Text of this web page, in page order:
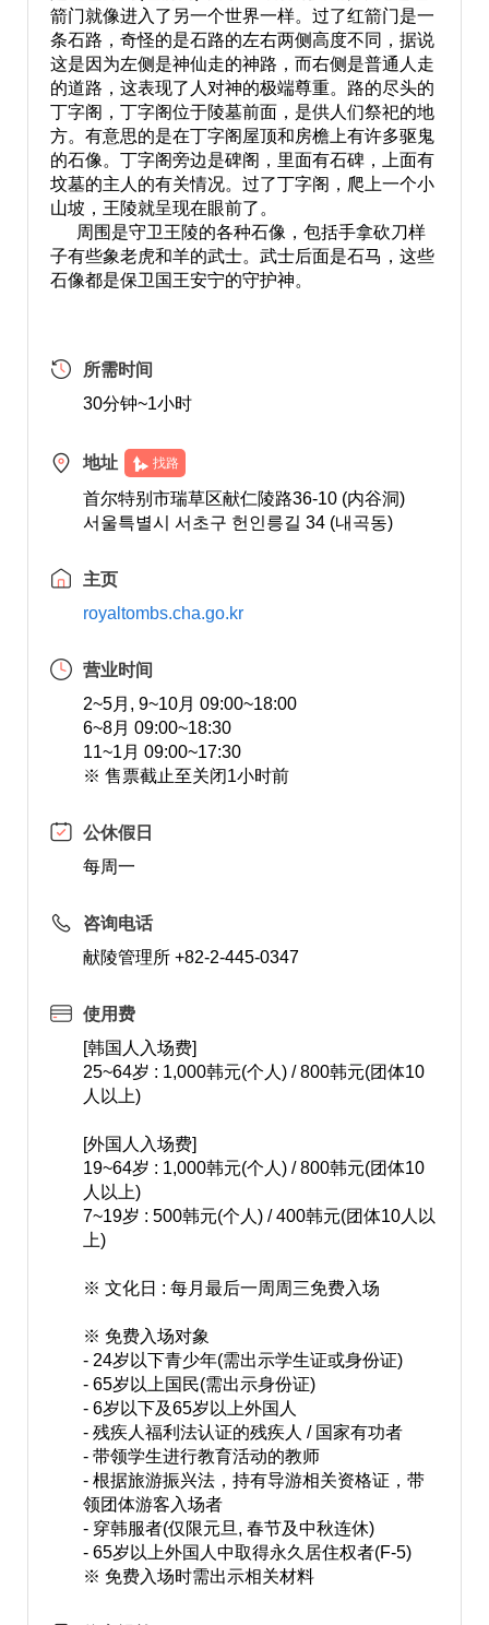
箭门就像进入了另一个世界一样。过了红箭门是一
条石路，奇怪的是石路的左右两侧高度不同，据说
这是因为左侧是神仙走的神路，而右侧是普通人走
的道路，这表现了人对神的极端尊重。路的尽头的
丁字阁，丁字阁位于陵墓前面，是供人们祭祀的地
方。有意思的是在丁字阁屋顶和房檐上有许多驱鬼
的石像。丁字阁旁边是碑阁，里面有石碑，上面有
坟墓的主人的有关情况。过了丁字阁，爬上一个小
山坡，王陵就呈现在眼前了。
周围是守卫王陵的各种石像，包括手拿砍刀样
子有些象老虎和羊的武士。武士后面是石马，这些
石像都是保卫国王安宁的守护神。
所需时间
30分钟~1小时
地址 找路
首尔特别市瑞草区献仁陵路36-10 (内谷洞)
서울특별시 서초구 헌인릉길 34 (내곡동)
主页
royaltombs.cha.go.kr
营业时间
2~5月, 9~10月 09:00~18:00
6~8月 09:00~18:30
11~1月 09:00~17:30
※ 售票截止至关闭1小时前
公休假日
每周一
咨询电话
献陵管理所 +82-2-445-0347
使用费
[韩国人入场费]
25~64岁 : 1,000韩元(个人) / 800韩元(团体10
人以上)
[外国人入场费]
19~64岁 : 1,000韩元(个人) / 800韩元(团体10
人以上)
7~19岁 : 500韩元(个人) / 400韩元(团体10人以
上)
※ 文化日 : 每月最后一周周三免费入场
※ 免费入场对象
- 24岁以下青少年(需出示学生证或身份证)
- 65岁以上国民(需出示身份证)
- 6岁以下及65岁以上外国人
- 残疾人福利法认证的残疾人 / 国家有功者
- 带领学生进行教育活动的教师
- 根据旅游振兴法，持有导游相关资格证，带
领团体游客入场者
- 穿韩服者(仅限元旦, 春节及中秋连休)
- 65岁以上外国人中取得永久居住权者(F-5)
※ 免费入场时需出示相关材料